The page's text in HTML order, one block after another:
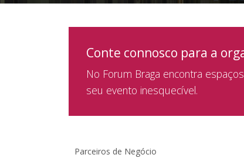
Conte connosco para a
No Forum Braga encontra
seu evento inesquecível.
Parceiros de Negócio